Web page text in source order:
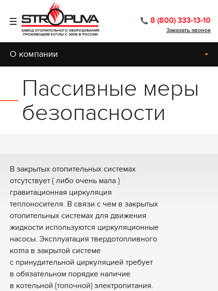
8 (800) 333-13-10
Заказать звонок
О компании
Пассивные меры
безопасности
В закрытых отопительных системах
отсутствует { либо очень мала }
гравитационная циркуляция
теплоносителя. В связи с чем в закрытых
отопительных системах для движения
жидкости используются циркуляционные
насосы. Эксплуатация твердотопливного
котла в закрытой системе
с принудительной циркуляцией требует
в обязательном порядке наличие
в котельной {топочной} электропитания.